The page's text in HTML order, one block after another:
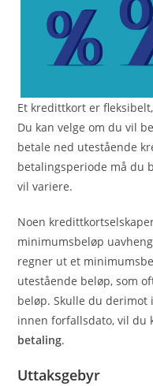
Et kredittkort er
Du kan velge om du vil
betale ned utestående
betalingsperiode må du
vil variere.
Noen
minimumsbeløp
regner ut et
utestående beløp, som
beløp. Skulle du
innen forfallsdato, vil du
betaling.
Uttaksgebyr